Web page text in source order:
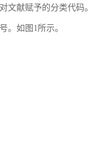
文献赋予的分类代码。
。如图1所示。